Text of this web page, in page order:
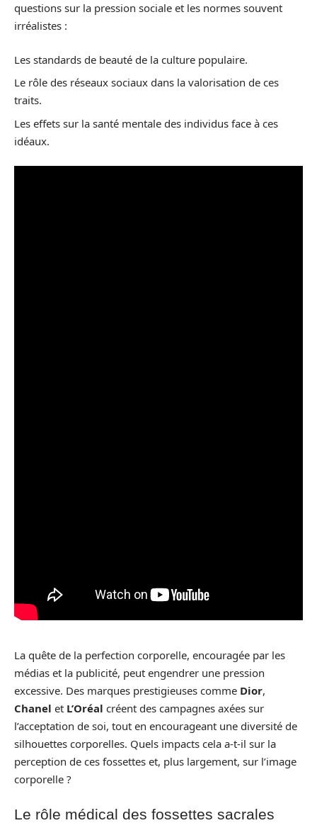
questions sur la pression sociale et les normes souvent
irréalistes :
Les standards de beauté de la culture populaire.
Le rôle des réseaux sociaux dans la valorisation de ces
traits.
Les effets sur la santé mentale des individus face à ces
idéaux.
La quête de la perfection corporelle, encouragée par les
médias et la publicité, peut engendrer une pression
excessive. Des marques prestigieuses comme Dior,
Chanel et L’Oréal créent des campagnes axées sur
l’acceptation de soi, tout en encourageant une diversité de
silhouettes corporelles. Quels impacts cela a-t-il sur la
perception de ces fossettes et, plus largement, sur l’image
corporelle ?
Le rôle médical des fossettes sacrales